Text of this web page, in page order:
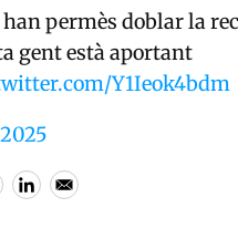
permès doblar la
gent està aportant
Y1Ieok4bdm